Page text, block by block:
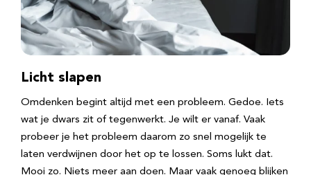
Licht slapen
Omdenken begint altijd met een probleem. Gedoe. Iets
wat je dwars zit of tegenwerkt. Je wilt er vanaf. Vaak
probeer je het probleem daarom zo snel mogelijk te
laten verdwijnen door het op te lossen. Soms lukt dat.
Mooi zo. Niets meer aan doen. Maar vaak genoeg blijken